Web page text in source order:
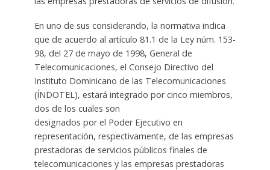
En uno de sus considerando, la normativa indica
que de acuerdo al artículo 81.1 de la Ley núm. 153-
98, del 27 de mayo de 1998, General de
Telecomunicaciones, el Consejo Directivo del
Instituto Dominicano de las Telecomunicaciones
(ÍNDOTEL), estará integrado por cinco miembros,
dos de los cuales son
designados por el Poder Ejecutivo en
representación, respectivamente, de las empresas
prestadoras de servicios públicos finales de
telecomunicaciones y las empresas prestadoras